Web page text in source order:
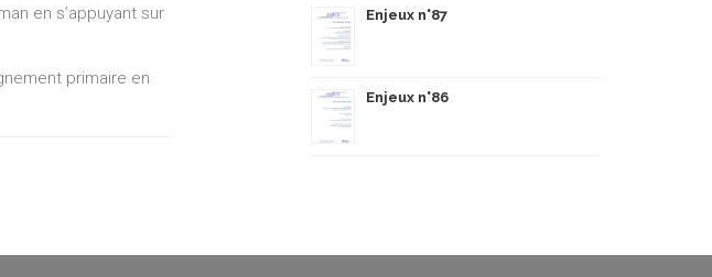
en s’appuyant sur
primaire en
Enjeux n°87
Enjeux n°86